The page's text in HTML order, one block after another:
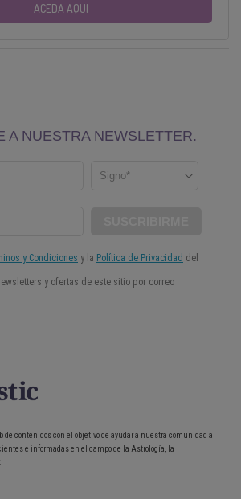
ACEDA AQUI
de contenidos con el objetivo de ayudar a nuestra comunidad a
e informadas en el campo de la Astrología, la